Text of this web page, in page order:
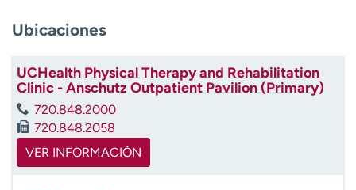
e
n
o
n
a
Ubicaciones
UCHealth Physical Therapy and Rehabilitation
Clinic - Anschutz Outpatient Pavilion (Primary)
720.848.2000
720.848.2058
VER INFORMACIÓN